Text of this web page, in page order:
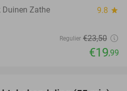
Duinen Zathe 9.8 star
Regulier €23,50
€19,99